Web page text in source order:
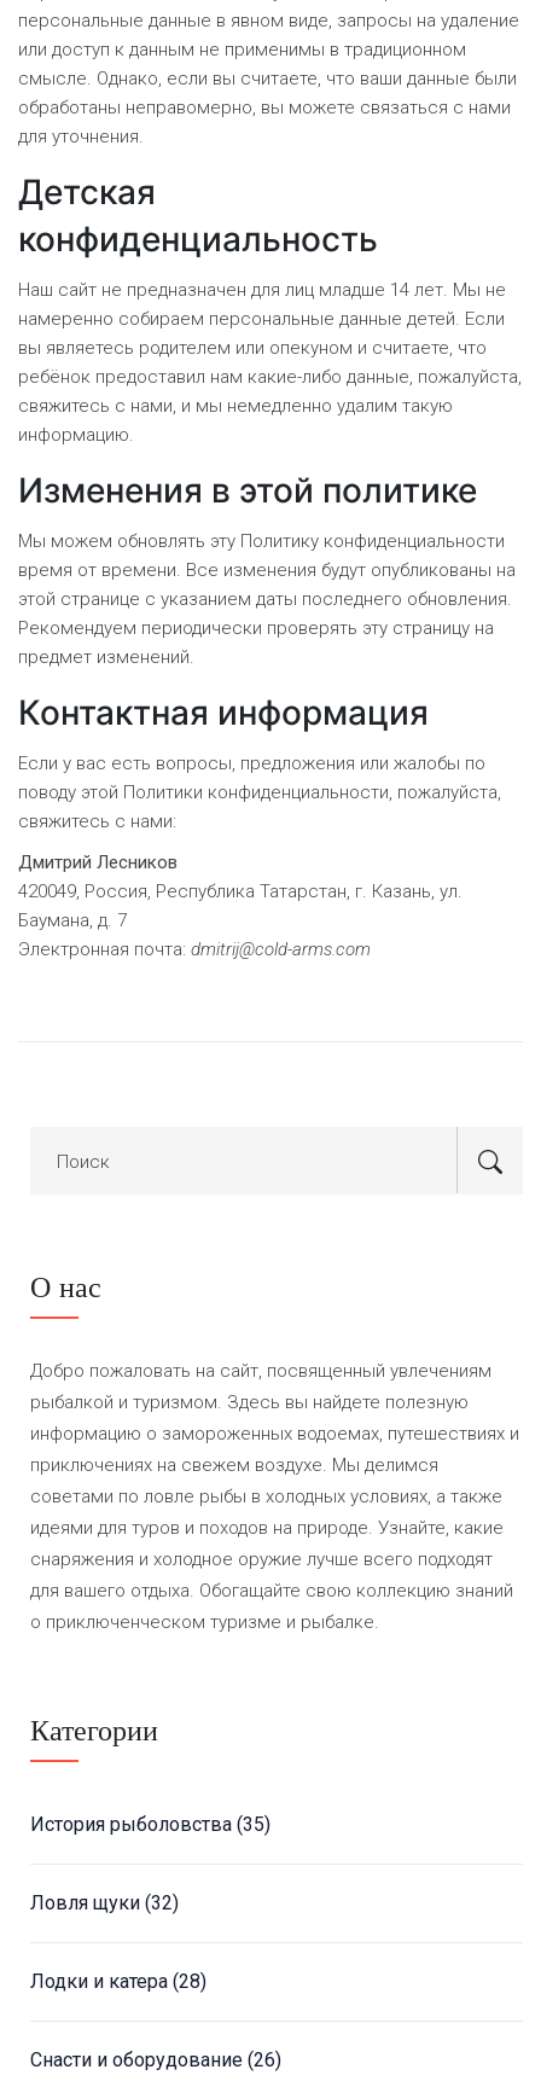
персональные данные в явном виде, запросы на удаление
или доступ к данным не применимы в традиционном
смысле. Однако, если вы считаете, что ваши данные были
обработаны неправомерно, вы можете связаться с нами
для уточнения.
Детская
конфиденциальность
Наш сайт не предназначен для лиц младше 14 лет. Мы не
намеренно собираем персональные данные детей. Если
вы являетесь родителем или опекуном и считаете, что
ребёнок предоставил нам какие-либо данные, пожалуйста,
свяжитесь с нами, и мы немедленно удалим такую
информацию.
Изменения в этой политике
Мы можем обновлять эту Политику конфиденциальности
время от времени. Все изменения будут опубликованы на
этой странице с указанием даты последнего обновления.
Рекомендуем периодически проверять эту страницу на
предмет изменений.
Контактная информация
Если у вас есть вопросы, предложения или жалобы по
поводу этой Политики конфиденциальности, пожалуйста,
свяжитесь с нами:
Дмитрий Лесников
420049, Россия, Республика Татарстан, г. Казань, ул.
Баумана, д. 7
Электронная почта: dmitrij@cold-arms.com
О нас
Добро пожаловать на сайт, посвященный увлечениям
рыбалкой и туризмом. Здесь вы найдете полезную
информацию о замороженных водоемах, путешествиях и
приключениях на свежем воздухе. Мы делимся
советами по ловле рыбы в холодных условиях, а также
идеями для туров и походов на природе. Узнайте, какие
снаряжения и холодное оружие лучше всего подходят
для вашего отдыха. Обогащайте свою коллекцию знаний
о приключенческом туризме и рыбалке.
Категории
История рыболовства (35)
Ловля щуки (32)
Лодки и катера (28)
Снасти и оборудование (26)